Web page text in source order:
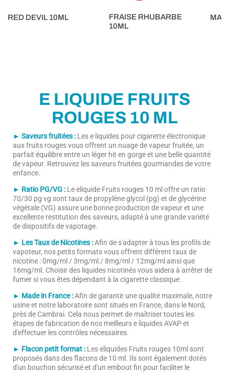
RED DEVIL 10ML
FRAISE RHUBARBE
10ML
E LIQUIDE FRUITS
ROUGES 10 ML
► Saveurs fruitées : Les e liquides pour cigarette électronique
aux fruits rouges vous offrent un nuage de vapeur fruitée, un
parfait équilibre entre un léger hit en gorge et une belle quantité
de vapeur. Retrouvez les saveurs fruitées gourmandes de votre
enfance.
► Ratio PG/VG : Le eliquide Fruits rouges 10 ml offre un ratio
70/30 pg vg sont taux de propylène glycol (pg) et de glycérine
végétale (VG) assure une bonne production de vapeur et une
excellente restitution des saveurs, adapté à une grande variété
de dispositifs de vapotage.
► Les Taux de Nicotines :Afin de s'adapter à tous les profils de
vapoteur, nos petits formats vous offrent différent taux de
nicotine : 0mg/ml / 3mg/ml / 8mg/ml / 12mg/ml ainsi que
16mg/ml. Choisir des liquides nicotinés vous aidera à arrêter de
fumer si vous êtes dépendant à la cigarette classique.
► Made in France :Afin de garantir une qualité maximale, notre
usine et notre laboratoire sont situés en France, dans le Nord,
près de Cambrai. Cela nous permet de maîtriser toutes les
étapes de fabrication de nos meilleurs e liquides AVAP et
d'effectuer les contrôles nécessaires.
► Flacon petit format : Les eliquides Fruits rouges 10ml sont
proposés dans des flacons de 10 ml. Ils sont également dotés
d'un bouchon sécurisé et d'un embout fin pour faciliter le